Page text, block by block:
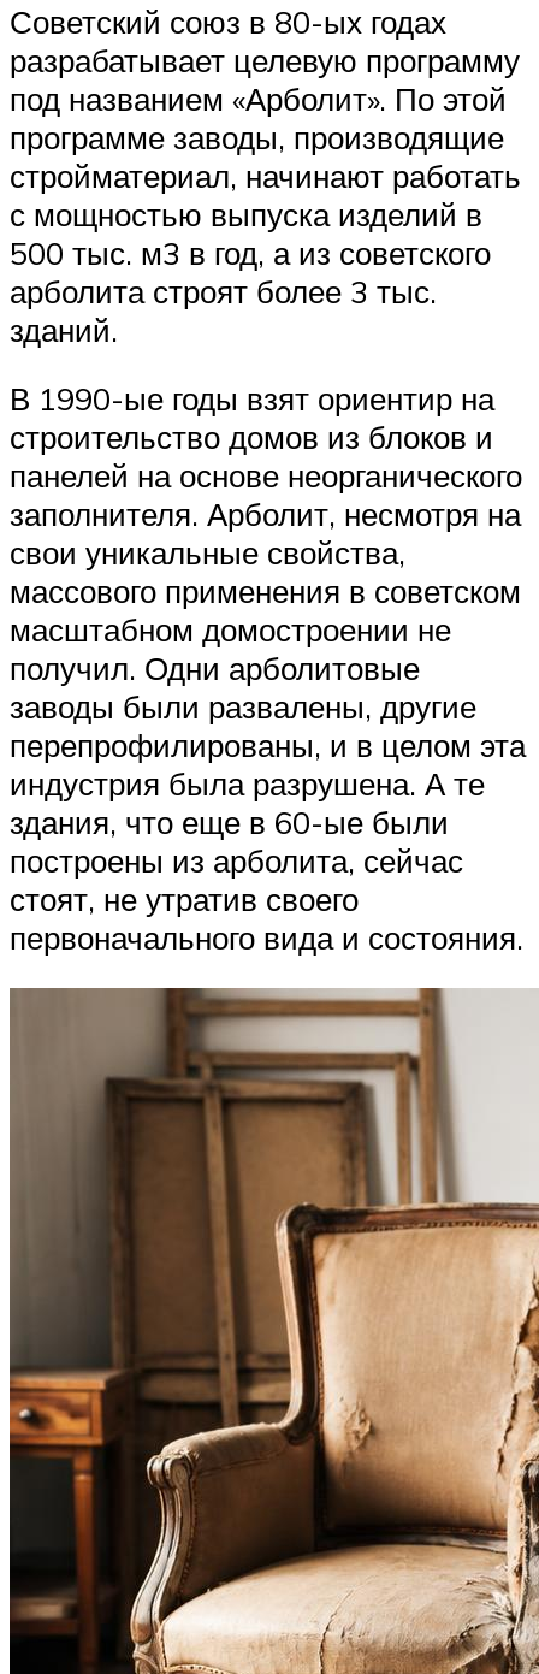
Советский союз в 80-ых годах
разрабатывает целевую программу
под названием «Арболит». По этой
программе заводы, производящие
стройматериал, начинают работать
с мощностью выпуска изделий в
500 тыс. м3 в год, а из советского
арболита строят более 3 тыс.
зданий.
В 1990-ые годы взят ориентир на
строительство домов из блоков и
панелей на основе неорганического
заполнителя. Арболит, несмотря на
свои уникальные свойства,
массового применения в советском
масштабном домостроении не
получил. Одни арболитовые
заводы были развалены, другие
перепрофилированы, и в целом эта
индустрия была разрушена. А те
здания, что еще в 60-ые были
построены из арболита, сейчас
стоят, не утратив своего
первоначального вида и состояния.